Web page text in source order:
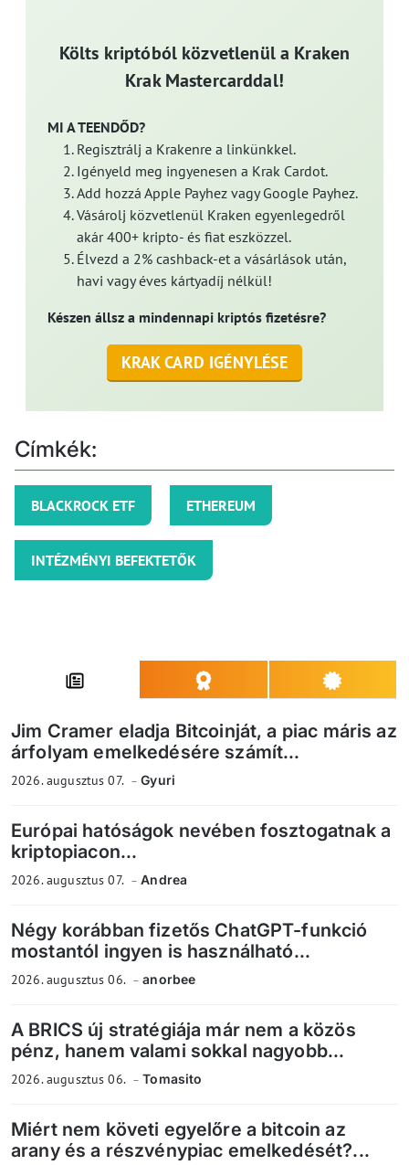
Költs kriptóból közvetlenül a Kraken
Krak Mastercarddal!
MI A TEENDŐD?
Regisztrálj a Krakenre a linkünkkel.
Igényeld meg ingyenesen a Krak Cardot.
Add hozzá Apple Payhez vagy Google Payhez.
Vásárolj közvetlenül Kraken egyenlegedről
akár 400+ kripto- és fiat eszközzel.
Élvezd a 2% cashback-et a vásárlások után,
havi vagy éves kártyadíj nélkül!
Készen állsz a mindennapi kriptós fizetésre?
KRAK CARD IGÉNYLÉSE
Címkék:
BLACKROCK ETF ETHEREUM
INTÉZMÉNYI BEFEKTETŐK
Jim Cramer eladja Bitcoinját, a piac máris az
árfolyam emelkedésére számít...
2026. augusztus 07. Gyuri
Európai hatóságok nevében fosztogatnak a
kriptopiacon...
2026. augusztus 07. Andrea
Négy korábban fizetős ChatGPT-funkció
mostantól ingyen is használható...
2026. augusztus 06. anorbee
A BRICS új stratégiája már nem a közös
pénz, hanem valami sokkal nagyobb...
2026. augusztus 06. Tomasito
Miért nem követi egyelőre a bitcoin az
arany és a részvénypiac emelkedését?...